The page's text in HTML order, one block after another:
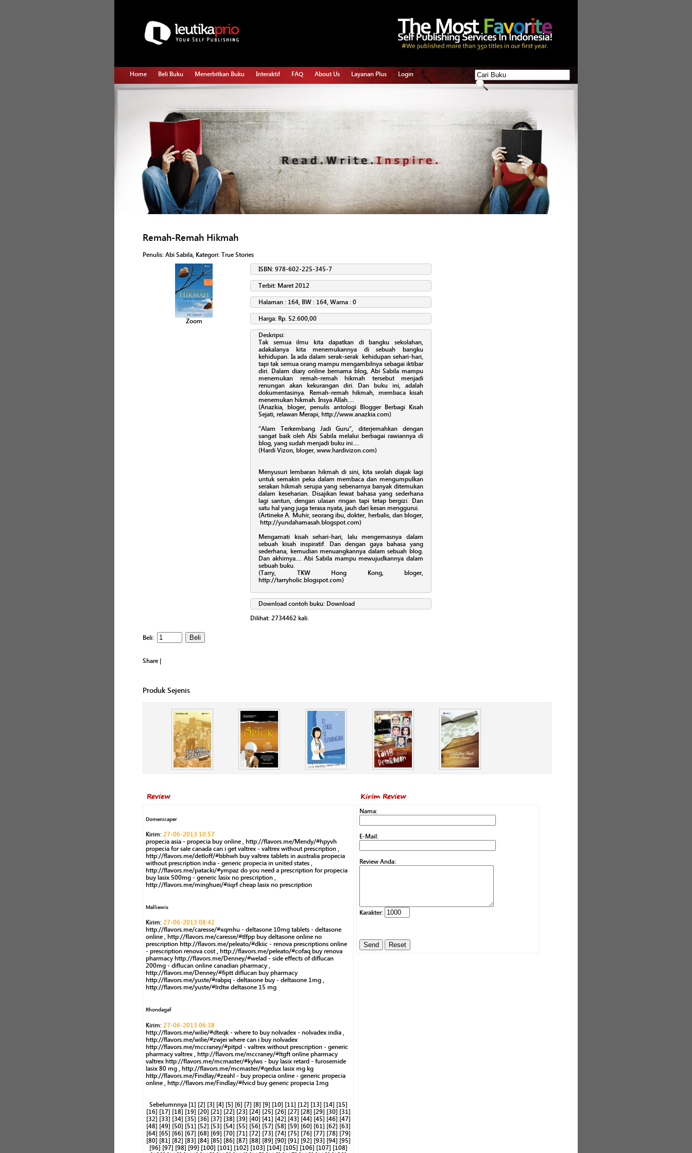
Home Beli Buku Menerbitkan Buku Interaktif FAQ About Us Layanan Plus Login
Remah-Remah Hikmah
Penulis: Abi Sabila, Kategori: True Stories
Zoom
ISBN: 978-602-225-345-7
Terbit: Maret 2012
Halaman : 164, BW : 164, Warna : 0
Harga: Rp. 52.600,00
Deskripsi:
Tak semua ilmu kita dapatkan di bangku sekolahan,
adakalanya kita menemukannya di sebuah bangku
kehidupan. Ia ada dalam serak-serak kehidupan sehari-hari,
tapi tak semua orang mampu mengambilnya sebagai iktibar
diri. Dalam diary online bernama blog, Abi Sabila mampu
menemukan remah-remah hikmah tersebut menjadi
renungan akan kekurangan diri. Dan buku ini, adalah
dokumentasinya. Remah-remah hikmah, membaca kisah
menemukan hikmah. Insya Allah….
(Anazkia, bloger, penulis antologi Blogger Berbagi Kisah
Sejati, relawan Merapi, http://www.anazkia.com)
“Alam Terkembang Jadi Guru”, diterjemahkan dengan
sangat baik oleh Abi Sabila melalui berbagai rawiannya di
blog, yang sudah menjadi buku ini….
(Hardi Vizon, bloger, www.hardivizon.com)
Menyusuri lembaran hikmah di sini, kita seolah diajak lagi
untuk semakin peka dalam membaca dan mengumpulkan
serakan hikmah serupa yang sebenarnya banyak ditemukan
dalam keseharian. Disajikan lewat bahasa yang sederhana
lagi santun, dengan ulasan ringan tapi tetap bergizi. Dan
satu hal yang juga terasa nyata, jauh dari kesan menggurui.
(Artineke A. Muhir, seorang ibu, dokter, herbalis, dan bloger,
http://yundahamasah.blogspot.com)
Mengamati kisah sehari-hari, lalu mengemasnya dalam
sebuah kisah inspiratif. Dan dengan gaya bahasa yang
sederhana, kemudian menuangkannya dalam sebuah blog.
Dan akhirnya.... Abi Sabila mampu mewujudkannya dalam
sebuah buku.
(Tarry, TKW Hong Kong, bloger,
http://tarryholic.blogspot.com)
Download contoh buku: Download
Dilihat: 2734462 kali.
Beli:
Share |
Produk Sejenis
Review
Domenicaper
Kirim: 27-06-2013 10:57
propecia asia - propecia buy online , http://flavors.me/Mendy/#hpyvh
propecia for sale canada can i get valtrex - valtrex without prescription ,
http://flavors.me/detloff/#bbhwh buy valtrex tablets in australia propecia
without prescription india - generic propecia in united states ,
http://flavors.me/patacki/#ympaz do you need a prescription for propecia
buy lasix 500mg - generic lasix no prescription ,
http://flavors.me/minghuei/#iiqrf cheap lasix no prescription
Malliewix
Kirim: 27-06-2013 08:42
http://flavors.me/caresse/#xqmhu - deltasone 10mg tablets - deltasone
online , http://flavors.me/caresse/#tlfpp buy deltasone online no
prescription http://flavors.me/peleato/#dkiic - renova prescriptions online
- prescription renova cost , http://flavors.me/peleato/#cofaq buy renova
pharmacy http://flavors.me/Denney/#welad - side effects of diflucan
200mg - diflucan online canadian pharmacy ,
http://flavors.me/Denney/#fiptt diflucan buy pharmacy
http://flavors.me/yuste/#rabpq - deltasone buy - deltasone 1mg ,
http://flavors.me/yuste/#lrdtw deltasone 15 mg
Rhondagaf
Kirim: 27-06-2013 06:38
http://flavors.me/wilie/#dteqk - where to buy nolvadex - nolvadex india ,
http://flavors.me/wilie/#zwjei where can i buy nolvadex
http://flavors.me/mccraney/#pitpd - valtrex without prescription - generic
pharmacy valtrex , http://flavors.me/mccraney/#ltgft online pharmacy
valtrex http://flavors.me/mcmaster/#kylws - buy lasix retard - furosemide
lasix 80 mg , http://flavors.me/mcmaster/#qedux lasix mg kg
http://flavors.me/Findlay/#zeahl - buy propecia online - generic propecia
online , http://flavors.me/Findlay/#fvicd buy generic propecia 1mg
Sebelumnnya [1] [2] [3] [4] [5] [6] [7] [8] [9] [10] [11] [12] [13] [14] [15]
[16] [17] [18] [19] [20] [21] [22] [23] [24] [25] [26] [27] [28] [29] [30] [31]
[32] [33] [34] [35] [36] [37] [38] [39] [40] [41] [42] [43] [44] [45] [46] [47]
[48] [49] [50] [51] [52] [53] [54] [55] [56] [57] [58] [59] [60] [61] [62] [63]
[64] [65] [66] [67] [68] [69] [70] [71] [72] [73] [74] [75] [76] [77] [78] [79]
[80] [81] [82] [83] [84] [85] [86] [87] [88] [89] [90] [91] [92] [93] [94] [95]
[96] [97] [98] [99] [100] [101] [102] [103] [104] [105] [106] [107] [108]
Kirim Review
Nama:
E-Mail:
Review Anda:
Karakter: